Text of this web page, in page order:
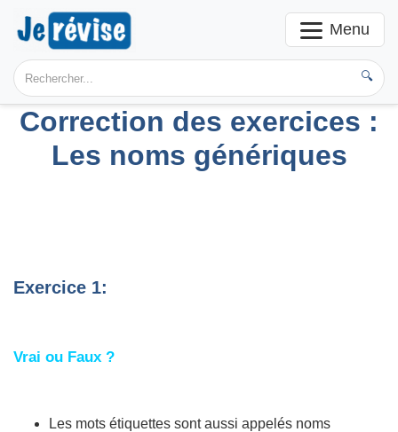
Menu
🔍
Correction des exercices :
Les noms génériques
Exercice 1:
Vrai ou Faux ?
Les mots étiquettes sont aussi appelés noms